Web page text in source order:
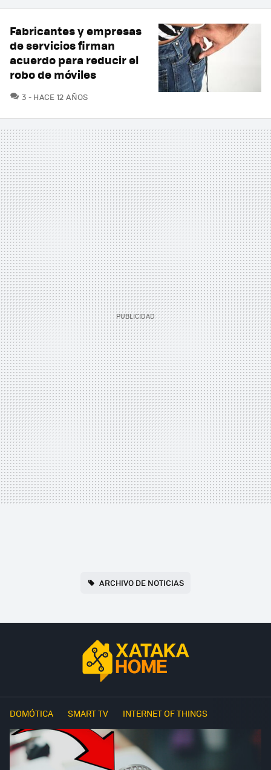
Fabricantes y empresas
de servicios firman
acuerdo para reducir el
robo de móviles
3 COMENTARIOS
HACE 12 AÑOS
ARCHIVO DE NOTICIAS
DOMÓTICA SMART TV INTERNET OF THINGS